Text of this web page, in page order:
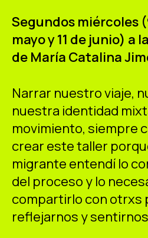
Segundos miércoles
mayo y 11 de junio) a
de María Catalina
Narrar nuestro viaje,
nuestra identidad
movimiento, siempre
crear este taller
migrante entendí lo
del proceso y lo
compartirlo con otrxs
reflejarnos y